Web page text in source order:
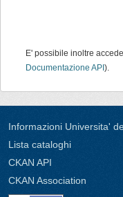
E' possibile inoltre
Documentazione API ).
Informazioni Universita'
Lista cataloghi
CKAN API
CKAN Association